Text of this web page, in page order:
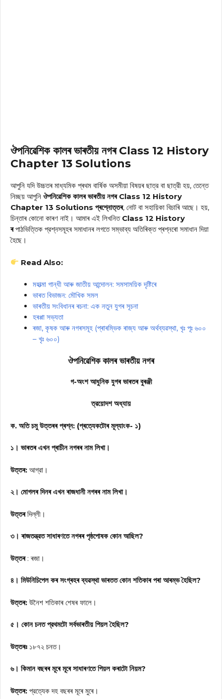
ঔপনিৱেশিক কালৰ ভাৰতীয় নগৰ Class 12 History
Chapter 13 Solutions
আপুনি যদি উচ্চতৰ মাধ্যমিক প্ৰথম বাৰ্ষিক অসমীয়া বিষয়ৰ ছাত্র বা ছাত্রী হয়, তেন্তে
নিচ্ছয় আপুনি ঔপনিৱেশিক কালৰ ভাৰতীয় নগৰ Class 12 History
Chapter 13 Solutions প্ৰশ্নোত্তৰ, নোট বা সহায়িকা বিচাৰি আছে। হয়,
চিন্তাৰ কোনো কাৰণ নাই। আমাৰ এই লিখনিত Class 12 History
ৰপাঠভিত্তিক প্রশ্নসমূহৰ সমাধানৰ লগতে সম্ভাব্য অতিৰিক্ত প্ৰশ্নৰো সমাধান দিয়া
হৈছে।
Read Also:
মহাত্মা গান্ধী আৰু জাতীয় আন্দোলন: সমসাময়িক দৃষ্টিৰে
ভাৰত বিভাজন: মৌখিক সমল
ভাৰতীয় সংবিধানৰ ৰচনা: এক নতুন যুগৰ সূচনা
হৰপ্পা সভ্যতা
ৰজা, কৃষক আৰু নগৰসমূহ (প্ৰাৰম্ভিক ৰাজ্য আৰু অর্থব্যৱস্থা, খৃঃ পূঃ ৬০০
– খৃঃ ৬০০)
ঔপনিৱেশিক কালৰ ভাৰতীয় নগৰ
গ-অংশ আধুনিক যুগৰ ভাৰতৰ বুৰঞ্জী
ত্রয়োদশ অধ্যায়
ক. অতি চমু উত্তৰৰ প্ৰশ্ন: (প্ৰত্যেকটোৰ মূল্যাংক- ১)
১। ভাৰতৰ এখন প্ৰাচীন নগৰৰ নাম লিখা।
উত্তৰ: আগ্রা।
২। মোগলৰ দিনৰ এখন ৰাজধানী নগৰৰ নাম লিখা।
উত্তৰদিল্লী।
৩। ৰাজতন্ত্রত সাধাৰণতে নগৰৰ পৃষ্ঠপোষক কোন আছিল?
উত্তৰ: ৰজা।
৪। মিউনিচিপেল কৰ সংগ্ৰহৰ ব্যৱস্থা ভাৰতত কোন শতিকাৰ পৰা আৰম্ভ হৈছিল?
উত্তৰ: উনৈশ শতিকাৰ শেষৰ ফালে।
৫। কোন চনত প্রথমটো সৰ্বভাৰতীয় পিয়ল হৈছিল?
উত্তৰঃ ১৮৭২ চনত।
৬। কিমান বছৰৰ মূৰে মূৰে সাধাৰণতে পিয়ল কৰাটো নিয়ম?
উত্তৰ: প্রত্যেক দহ বছৰৰ মূৰে মুৰে।